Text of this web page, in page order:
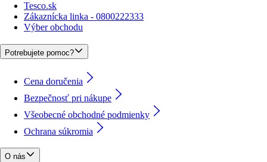
Tesco.sk
Zákaznícka linka - 0800222333
Výber obchodu
Potrebujete pomoc?
Cena doručenia
Bezpečnosť pri nákupe
Všeobecné obchodné podmienky
Ochrana súkromia
O nás